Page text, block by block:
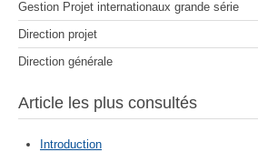
Gestion Projet internationaux grande série
Direction projet
Direction générale
Article les plus consultés
Introduction